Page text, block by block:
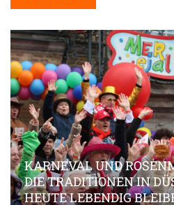
KARNEVAL UND
DIE TRADITIONEN IN
HEUTE LEBENDIG